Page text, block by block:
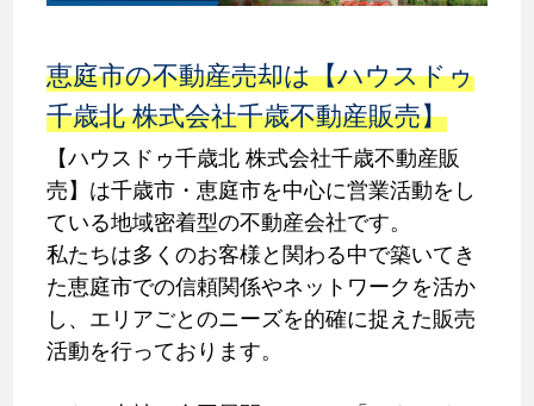
恵庭市の不動産売却は【ハウスドゥ
千歳北 株式会社千歳不動産販売】
【ハウスドゥ千歳北 株式会社千歳不動産販
売】は千歳市・恵庭市を中心に営業活動をし
ている地域密着型の不動産会社です。
私たちは多くのお客様と関わる中で築いてき
た恵庭市での信頼関係やネットワークを活か
し、エリアごとのニーズを的確に捉えた販売
活動を行っております。